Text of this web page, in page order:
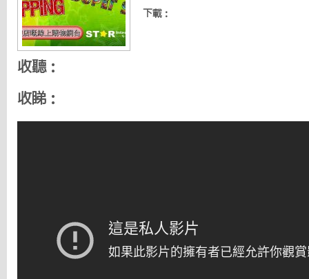
下載：
收聽：
收睇：